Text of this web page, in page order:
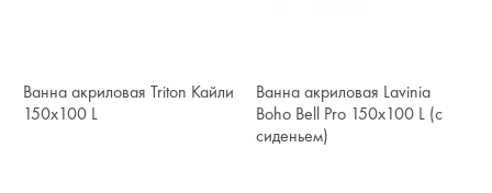
Ванна акриловая Triton Кайли
150x100 L
Ванна акриловая Lavinia
Boho Bell Pro 150x100 L (с
сиденьем)